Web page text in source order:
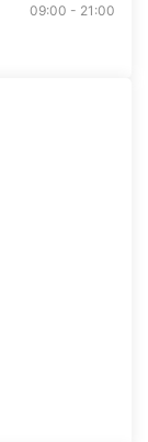
09:00 - 21:00